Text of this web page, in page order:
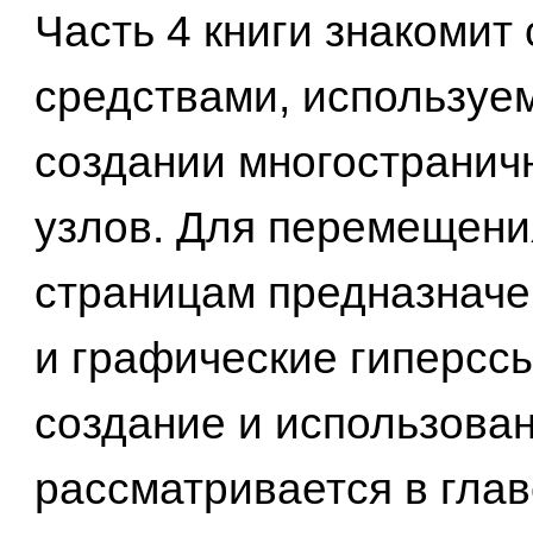
Часть 4 книги знакомит
средствами,
создании
узлов. Для
страницам
и графические
создание и
рассматривается в